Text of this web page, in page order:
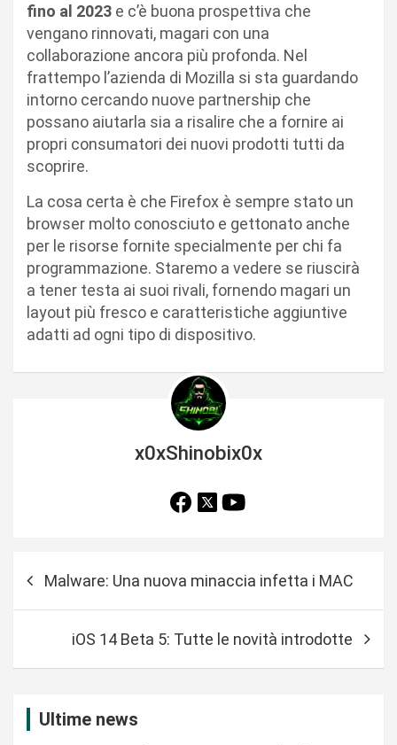
fino al 2023 e c’è buona prospettiva che
vengano rinnovati, magari con una
collaborazione ancora più profonda. Nel
frattempo l’azienda di Mozilla si sta guardando
intorno cercando nuove partnership che
possano aiutarla sia a risalire che a fornire ai
propri consumatori dei nuovi prodotti tutti da
scoprire.
La cosa certa è che Firefox è sempre stato un
browser molto conosciuto e gettonato anche
per le risorse fornite specialmente per chi fa
programmazione. Staremo a vedere se riuscirà
a tener testa ai suoi rivali, fornendo magari un
layout più fresco e caratteristiche aggiuntive
adatti ad ogni tipo di dispositivo.
x0xShinobix0x
Malware: Una nuova minaccia infetta i MAC
iOS 14 Beta 5: Tutte le novità introdotte
Ultime news